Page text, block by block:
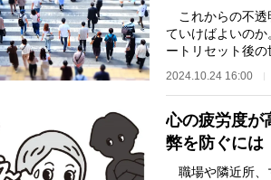
これからの不透
ていけばよいの
ートリセット後の
2024.10.24 16:00
心の疲労度
弊を防ぐには
職場や隣近所、